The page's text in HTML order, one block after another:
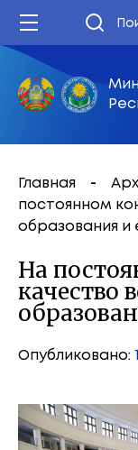
Главная
постоянном
образования и
На
качество
Опубликовано: